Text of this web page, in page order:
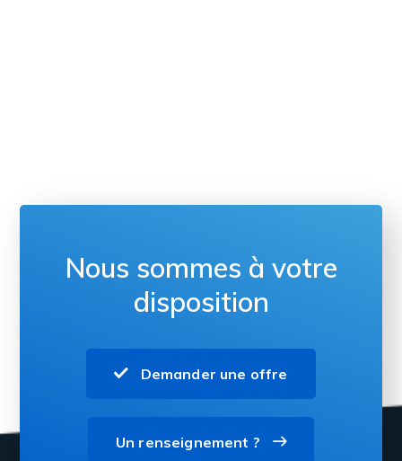
Nous sommes à votre
disposition
Demander une offre
Un renseignement ?